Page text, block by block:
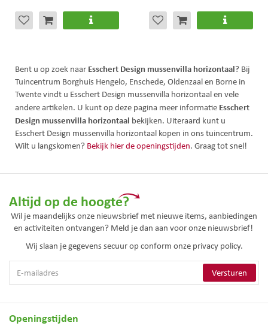
Bent u op zoek naar Esschert Design mussenvilla horizontaal? Bij
Tuincentrum Borghuis Hengelo, Enschede, Oldenzaal en Borne in
Twente vindt u Esschert Design mussenvilla horizontaal en vele
andere artikelen. U kunt op deze pagina meer informatie Esschert
Design mussenvilla horizontaal bekijken. Uiteraard kunt u
Esschert Design mussenvilla horizontaal kopen in ons tuincentrum.
Wilt u langskomen? Bekijk hier de openingstijden. Graag tot snel!
Altijd op de hoogte?
Wil je maandelijks onze nieuwsbrief met nieuwe items, aanbiedingen
en activiteiten ontvangen? Meld je dan aan voor onze nieuwsbrief!
Wij slaan je gegevens secuur op conform onze privacy policy.
Openingstijden